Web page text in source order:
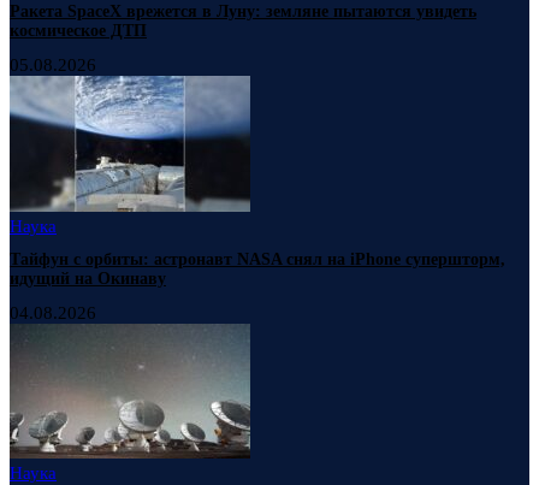
Ракета SpaceX врежется в Луну: земляне пытаются увидеть
космическое ДТП
05.08.2026
Наука
Тайфун с орбиты: астронавт NASA снял на iPhone супершторм,
идущий на Окинаву
04.08.2026
Наука